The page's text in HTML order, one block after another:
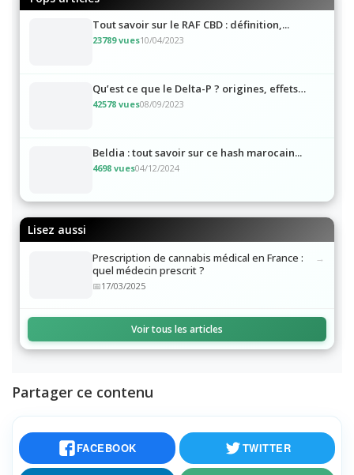
Tout savoir sur le RAF CBD : définition,...
23789 vues10/04/2023
Qu’est ce que le Delta-P ? origines, effets…
42578 vues08/09/2023
Beldia : tout savoir sur ce hash marocain...
4698 vues04/12/2024
Lisez aussi
Prescription de cannabis médical en France :
quel médecin prescrit ?
17/03/2025
Voir tous les articles
Partager ce contenu
FACEBOOK TWITTER